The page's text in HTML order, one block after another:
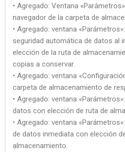
• Agregado: Ventana
navegador de la carpeta de
• Agregado: ventana
seguridad automática de datos al
elección de la ruta de
copias a conservar.
• Agregado: ventana
carpeta de almacenamiento de
• Agregado: ventana
datos con elección de ruta de
• Agregado: ventana
de datos inmediata con elección
almacenamiento.